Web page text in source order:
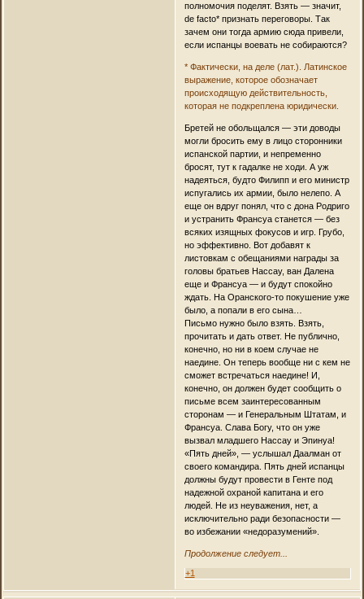
полномочия поделят. Взять — значит,
de facto* признать переговоры. Так
зачем они тогда армию сюда привели,
если испанцы воевать не собираются?
* Фактически, на деле (лат.). Латинское
выражение, которое обозначает
происходящую действительность,
которая не подкреплена юридически.
Бретей не обольщался — эти доводы
могли бросить ему в лицо сторонники
испанской партии, и непременно
бросят, тут к гадалке не ходи. А уж
надеяться, будто Филипп и его министр
испугались их армии, было нелепо. А
еще он вдруг понял, что с дона Родриго
и устранить Франсуа станется — без
всяких изящных фокусов и игр. Грубо,
но эффективно. Вот добавят к
листовкам с обещаниями награды за
головы братьев Нассау, ван Далена
еще и Франсуа — и будут спокойно
ждать. На Оранского-то покушение уже
было, а попали в его сына…
Письмо нужно было взять. Взять,
прочитать и дать ответ. Не публично,
конечно, но ни в коем случае не
наедине. Он теперь вообще ни с кем не
сможет встречаться наедине! И,
конечно, он должен будет сообщить о
письме всем заинтересованным
сторонам — и Генеральным Штатам, и
Франсуа. Слава Богу, что он уже
вызвал младшего Нассау и Эпинуа!
«Пять дней», — услышал Даалман от
своего командира. Пять дней испанцы
должны будут провести в Генте под
надежной охраной капитана и его
людей. Не из неуважения, нет, а
исключительно ради безопасности —
во избежании «недоразумений».
Продолжение следует...
+1